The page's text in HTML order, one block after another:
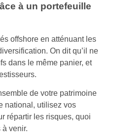
à un portefeuille
offshore en atténuant les
On dit qu’il ne
dans le même panier, et
de votre patrimoine
national, utilisez vos
répartir les risques, quoi
à venir.